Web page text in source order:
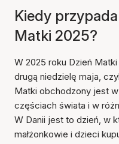
Kiedy
Matki 2025?
W 2025 roku Dzień
drugą niedzielę maja,
Matki obchodzony jest
częściach świata i w
W Danii jest to dzień, w
małżonkowie i dzieci